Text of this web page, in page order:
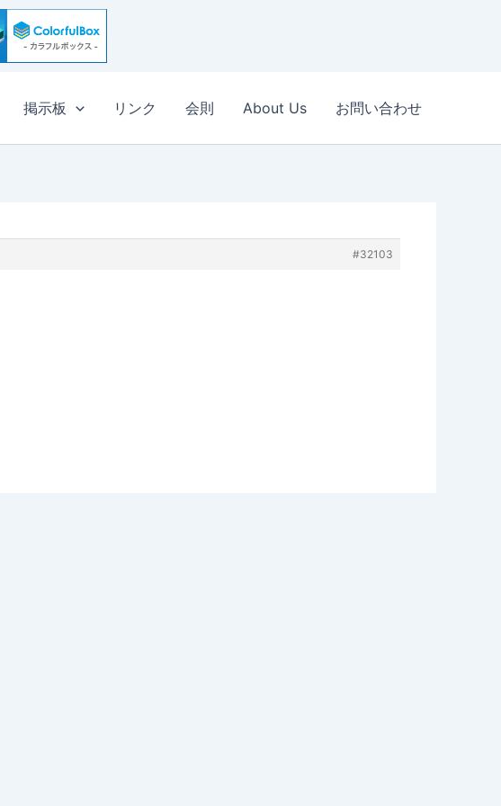
掲示板 リンク 会則 About Us お問い合わせ
#32103